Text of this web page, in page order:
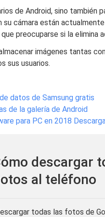
de Android, sino también
cámara están
preocuparse si la elimina
imágenes tantas
sus usuarios.
datos de Samsung gratis
de la galería de Android
para PC en 2018
descargar
al teléfono
todas las fotos de